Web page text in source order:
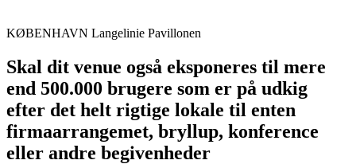
KØBENHAVN Langelinie Pavillonen
Skal dit venue også eksponeres til mere
end 500.000 brugere som er på udkig
efter det helt rigtige lokale til enten
firmaarrangemet, bryllup, konference
eller andre begivenheder